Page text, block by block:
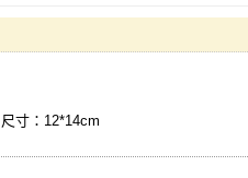
尺寸：12*14cm